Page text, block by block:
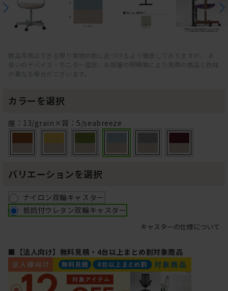
商品写真はできる限り実物の色に近づけるよう徹底しておりますが、 お
使いのデバイス・モニター設定、お部屋の照明等により実際の商品と色味
が異なる場合がございます。
カラーを選択
座：13/grain×背：5/seabreeze
バリエーションを選択
ナイロン双輪キャスター
抵抗付ウレタン双輪キャスター
キャスターの仕様について
■【法人向け】無料見積・4台以上まとめ割対象商品